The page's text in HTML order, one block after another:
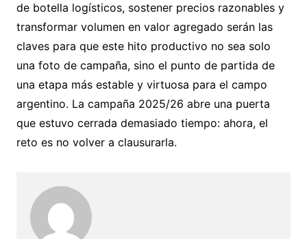
de botella logísticos, sostener precios razonables y
transformar volumen en valor agregado serán las
claves para que este hito productivo no sea solo
una foto de campaña, sino el punto de partida de
una etapa más estable y virtuosa para el campo
argentino. La campaña 2025/26 abre una puerta
que estuvo cerrada demasiado tiempo: ahora, el
reto es no volver a clausurarla.